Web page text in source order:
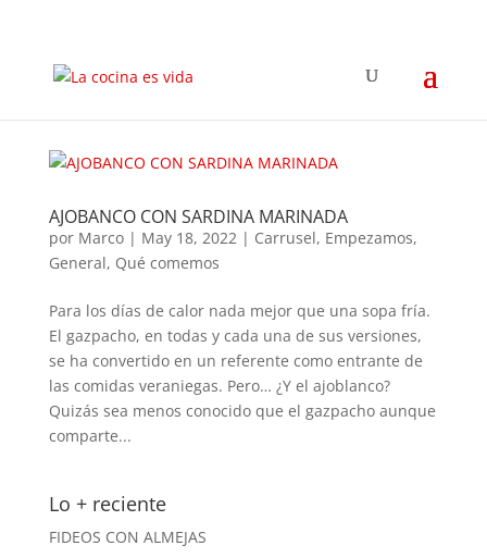
AJOBANCO CON SARDINA MARINADA
por Marco| May 18, 2022| Carrusel, Empezamos,
General, Qué comemos
Para los días de calor nada mejor que una sopa fría.
El gazpacho, en todas y cada una de sus versiones,
se ha convertido en un referente como entrante de
las comidas veraniegas. Pero… ¿Y el ajoblanco?
Quizás sea menos conocido que el gazpacho aunque
comparte...
Lo + reciente
FIDEOS CON ALMEJAS